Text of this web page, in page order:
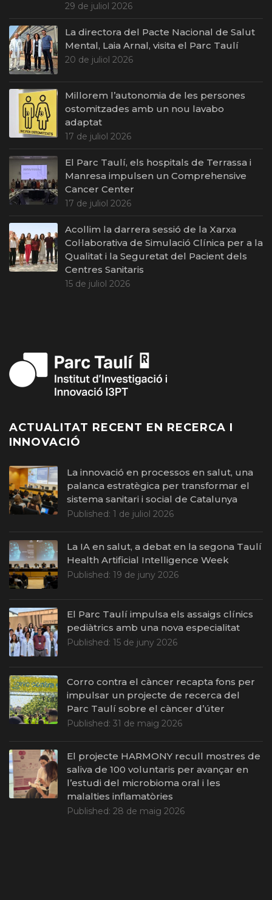
29 de juliol 2026
La directora del Pacte Nacional de Salut
Mental, Laia Arnal, visita el Parc Taulí
20 de juliol 2026
Millorem l’autonomia de les persones
ostomitzades amb un nou lavabo
adaptat
17 de juliol 2026
El Parc Taulí, els hospitals de Terrassa i
Manresa impulsen un Comprehensive
Cancer Center
17 de juliol 2026
Acollim la darrera sessió de la Xarxa
Col·laborativa de Simulació Clínica per a la
Qualitat i la Seguretat del Pacient dels
Centres Sanitaris
15 de juliol 2026
ACTUALITAT RECENT EN RECERCA I
INNOVACIÓ
La innovació en processos en salut, una
palanca estratègica per transformar el
sistema sanitari i social de Catalunya
Published: 1 de juliol 2026
La IA en salut, a debat en la segona Taulí
Health Artificial Intelligence Week
Published: 19 de juny 2026
El Parc Taulí impulsa els assaigs clínics
pediàtrics amb una nova especialitat
Published: 15 de juny 2026
Corro contra el càncer recapta fons per
impulsar un projecte de recerca del
Parc Taulí sobre el càncer d’úter
Published: 31 de maig 2026
El projecte HARMONY recull mostres de
saliva de 100 voluntaris per avançar en
l’estudi del microbioma oral i les
malalties inflamatòries
Published: 28 de maig 2026